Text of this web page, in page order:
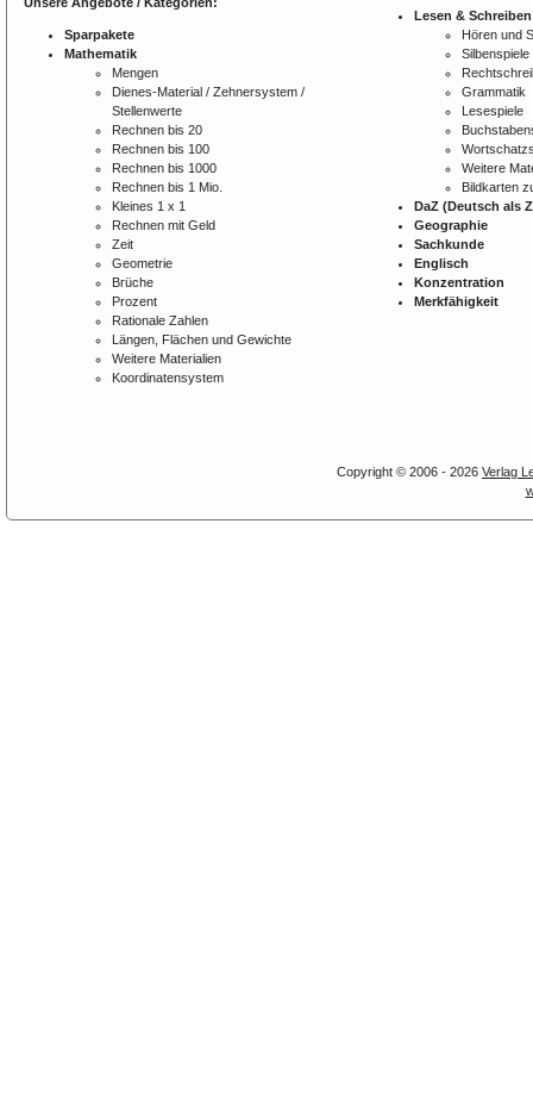
Sparpakete
Mathematik
Mengen
Dienes-Material / Zehnersystem /
Stellenwerte
Rechnen bis 20
Rechnen bis 100
Rechnen bis 1000
Rechnen bis 1 Mio.
Kleines 1 x 1
Rechnen mit Geld
Zeit
Geometrie
Brüche
Prozent
Rationale Zahlen
Längen, Flächen und Gewichte
Weitere Materialien
Koordinatensystem
Lesen & Schreiben
Hören und
Silbenspiele
Grammatik
Lesespiele
Weitere
Bildkarten
DaZ (Deutsch als
Geographie
Sachkunde
Englisch
Konzentration
Merkfähigkeit
Copyright © 2006 - 2026 Verlag